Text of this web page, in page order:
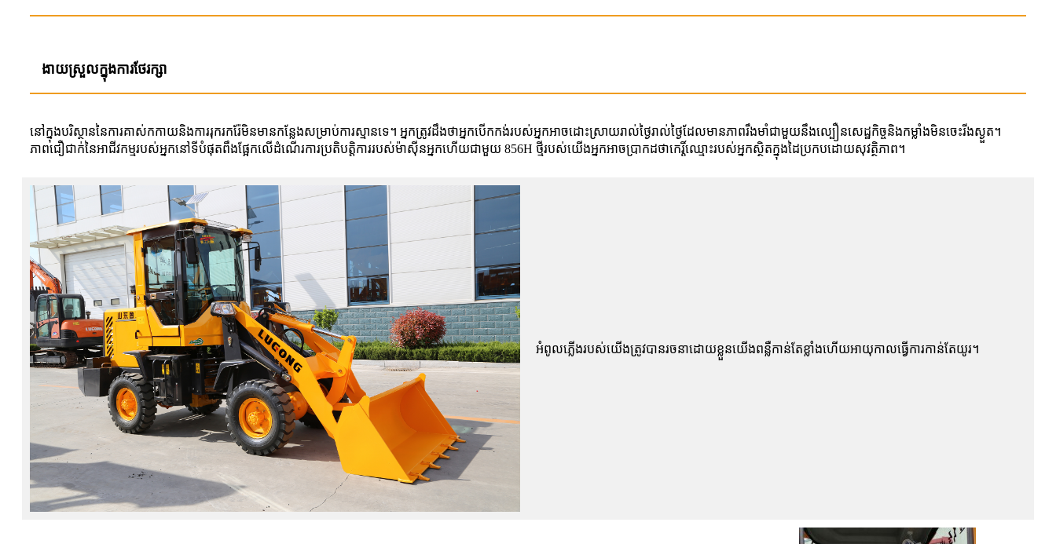
ងាយស្រួលក្នុងការថែរក្សា
នៅក្នុងបរិស្ថាននៃការគាស់កកាយនិងការរុករករ៉ែមិនមានកន្លែងសម្រាប់ការស្មានទេ។ អ្នកត្រូវដឹងថាអ្នកបើកកង់របស់អ្នកអាចដោះស្រាយរាល់ថ្ងៃរាល់ថ្ងៃដែលមានភាពរឹងមាំជាមួយនឹងល្បឿនសេដ្ឋកិច្ចនិងកម្លាំងមិនចេះរីងស្ងួត។
ភាពជឿជាក់នៃអាជីវកម្មរបស់អ្នកនៅទីបំផុតពឹងផ្អែកលើដំណើរការប្រតិបត្តិការរបស់ម៉ាស៊ីនអ្នកហើយជាមួយ 856H ថ្មីរបស់យើងអ្នកអាចប្រាកដថាកេរ្តិ៍ឈ្មោះរបស់អ្នកស្ថិតក្នុងដៃប្រកបដោយសុវត្ថិភាព។
អំពូលភ្លើងរបស់យើងត្រូវបានរចនាដោយខ្លួនយើងពន្លឺកាន់តែខ្លាំងហើយអាយុកាលធ្វើការកាន់តែយូរ។